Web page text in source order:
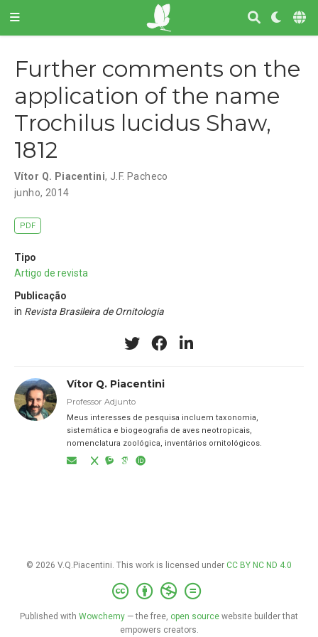
Further comments on the
application of the name
Trochilus lucidus Shaw,
1812
Vítor Q. Piacentini, J.F. Pacheco
junho, 2014
PDF
Tipo
Artigo de revista
Publicação
in Revista Brasileira de Ornitologia
Vítor Q. Piacentini
Professor Adjunto
Meus interesses de pesquisa incluem taxonomia,
sistemática e biogeografia de aves neotropicais,
nomenclatura zoológica, inventários ornitológicos.
© 2026 V.Q.Piacentini. This work is licensed under CC BY NC ND 4.0
Published with Wowchemy — the free, open source website builder that
empowers creators.